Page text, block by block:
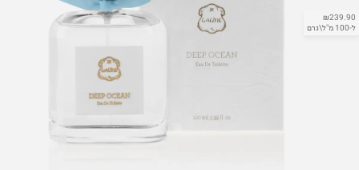
₪239.90
ל-100 מ"ל\גרם